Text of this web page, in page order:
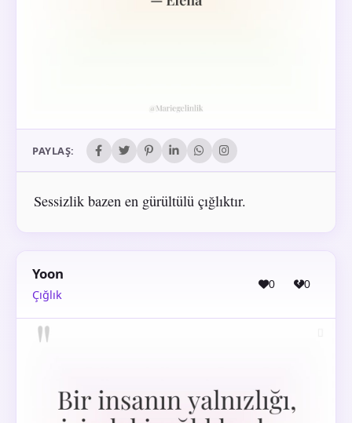
PAYLAŞ:
Sessizlik bazen en gürültülü çığlıktır.
Yoon
Çığlık
0 0